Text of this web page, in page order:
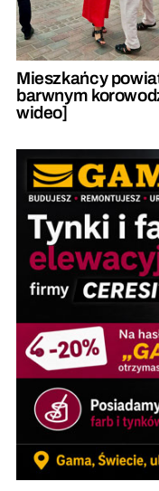
Mieszkańcy
barwnym
wideo]